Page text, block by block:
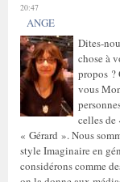
20:47
ANGE
Dites-
chose à
propos ?
vous
celles de
« Gérard ». Nous
style Imaginaire en
considérons comme